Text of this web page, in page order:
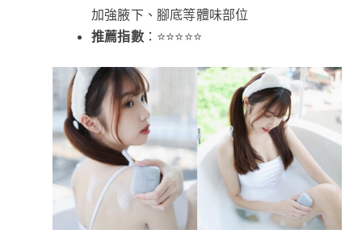
加強腋下、腳底等體味部位
推薦指數：⭐⭐⭐⭐⭐